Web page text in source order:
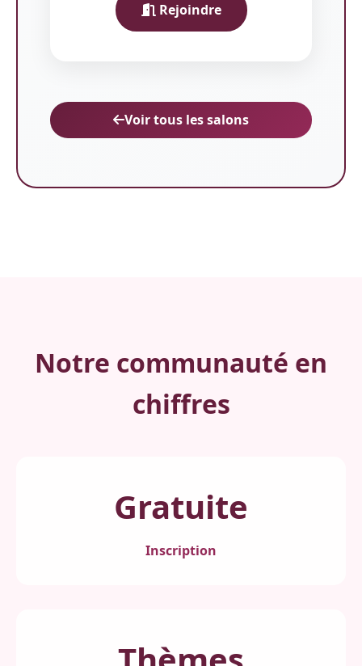
Rejoindre
Voir tous les salons
Notre communauté en
chiffres
Gratuite
Inscription